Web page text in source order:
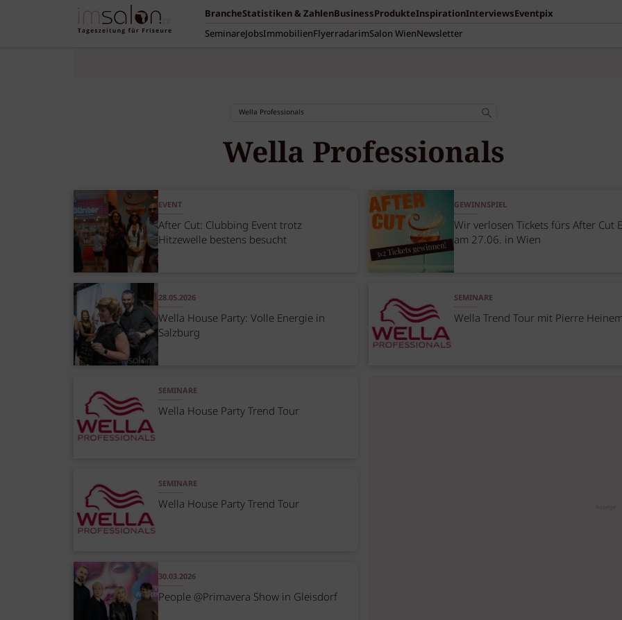
BrancheStatistiken & ZahlenBusinessProdukteInspirationInterviewsEventpix
SeminareJobsImmobilienFlyerradarimSalon WienNewsletter
Wella Professionals
EVENT
After Cut: Clubbing Event trotz
Hitzewelle bestens besucht
GEWINNSPIEL
Wir verlosen Tickets fürs After Cut
am 27.06. in Wien
28.05.2026
Wella House Party: Volle Energie in
Salzburg
SEMINARE
Wella Trend Tour mit Pierre
SEMINARE
Wella House Party Trend Tour
Anzeige
SEMINARE
Wella House Party Trend Tour
30.03.2026
People @Primavera Show in Gleisdorf